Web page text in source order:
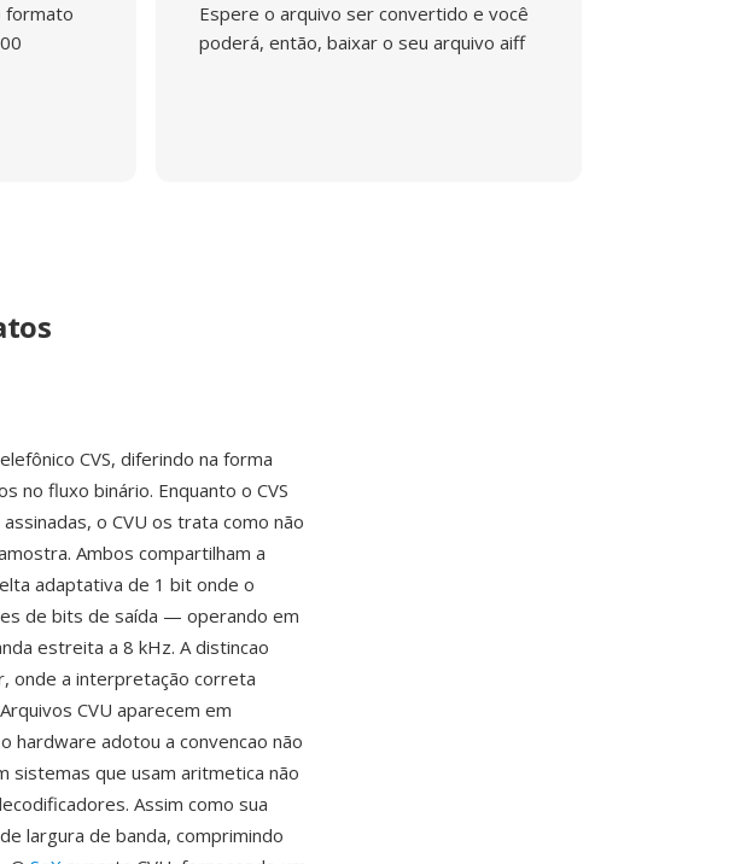
formato
Espere o arquivo ser convertido e você
poderá, então, baixar o seu arquivo aiff
CVS, diferindo na forma
no fluxo binário. Enquanto o CVS
o CVU os trata como não
Ambos compartilham a
adaptativa de 1 bit onde o
de bits de saída — operando em
estreita a 8 kHz. A distincao
onde a interpretação correta
CVU aparecem em
hardware adotou a convencao não
sistemas que usam aritmetica não
Assim como sua
largura de banda, comprimindo